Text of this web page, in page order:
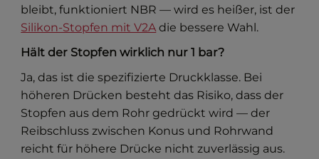
bleibt, funktioniert NBR — wird es heißer, ist der
Silikon-Stopfen mit V2A die bessere Wahl.
Hält der Stopfen wirklich nur 1 bar?
Ja, das ist die spezifizierte Druckklasse. Bei
höheren Drücken besteht das Risiko, dass der
Stopfen aus dem Rohr gedrückt wird — der
Reibschluss zwischen Konus und Rohrwand
reicht für höhere Drücke nicht zuverlässig aus.